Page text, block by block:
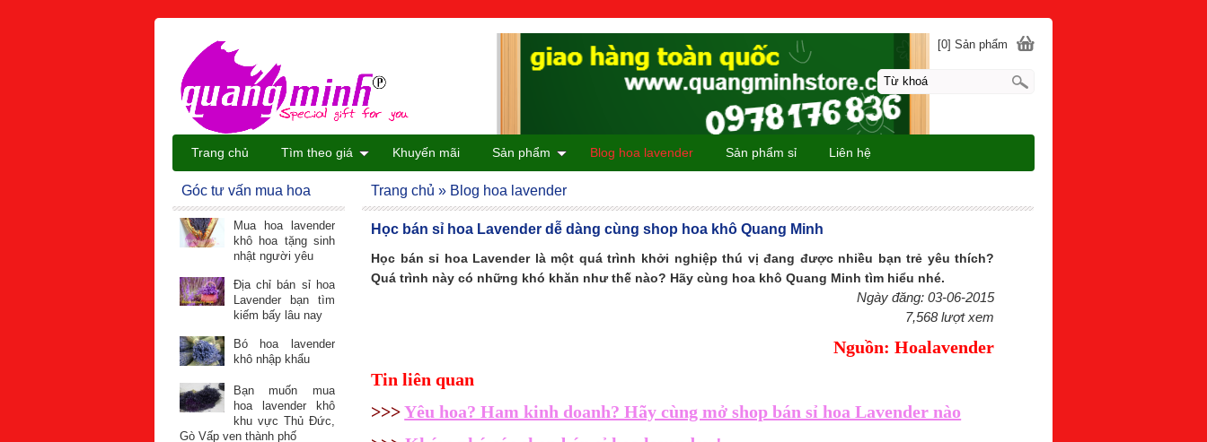
Học bán sỉ hoa Lavender dễ dàng cùng shop hoa khô Quang Minh
Học bán sỉ hoa Lavender là một quá trình khởi nghiệp thú vị đang được nhiều bạn trẻ yêu thích?
Quá trình này có những khó khăn như thế nào? Hãy cùng hoa khô Quang Minh tìm hiểu nhé.
Ngày đăng: 03-06-2015
7,568 lượt xem
Nguồn: Hoalavender
Tin liên quan
>>>Yêu hoa? Ham kinh doanh? Hãy cùng mở shop bán sỉ hoa Lavender nào
Trang chủ » Blog hoa lavender
Góc tư vấn mua hoa
Mua hoa lavender
khô hoa tặng sinh
nhật người yêu
Địa chỉ bán sỉ hoa
Lavender bạn tìm
kiếm bấy lâu nay
Bó hoa lavender
khô nhập khẩu
Bạn muốn mua
hoa lavender khô
khu vực Thủ Đức,
Gò Vấp ven thành phố
[0] Sản phẩm
Trang chủ Tìm theo giá Khuyến mãi Sản phẩm Blog hoa lavender Sản phẩm sỉ Liên hệ